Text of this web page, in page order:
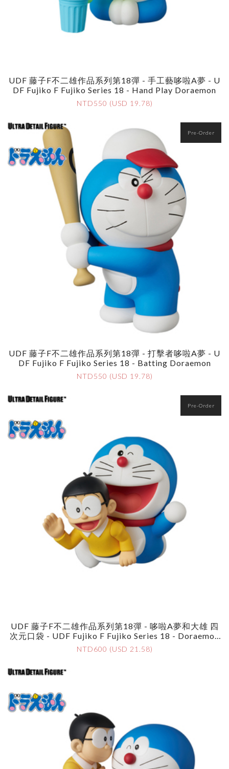
UDF 藤子F不二雄作品系列第18彈 - 手工藝哆啦A夢 - U
DF Fujiko F Fujiko Series 18 - Hand Play Doraemon
NTD550 (USD 19.78)
Pre-Order
UDF 藤子F不二雄作品系列第18彈 - 打擊者哆啦A夢 - U
DF Fujiko F Fujiko Series 18 - Batting Doraemon
NTD550 (USD 19.78)
Pre-Order
UDF 藤子F不二雄作品系列第18彈 - 哆啦A夢和大雄 四
次元口袋 - UDF Fujiko F Fujiko Series 18 - Doraemon
& Nobita Pocket
NTD600 (USD 21.58)